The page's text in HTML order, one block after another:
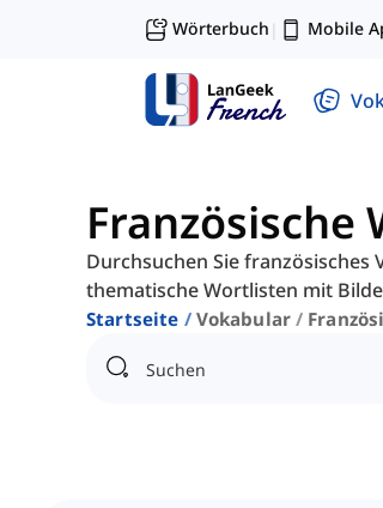
Wörterbuch | Mobile
Durchsuchen Sie französisches
thematische Wortlisten mit
Startseite Vokabular